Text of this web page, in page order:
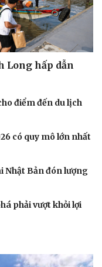
tình yêu
Long hấp dẫn
điểm đến du lịch
có quy mô lớn nhất
Nhật Bản đón lượng
phải vượt khỏi lợi